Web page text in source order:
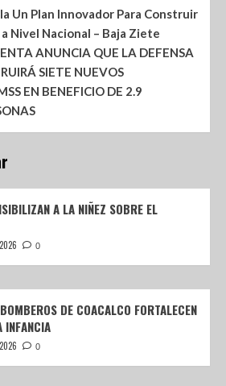
Un Plan Innovador Para Construir
Nivel Nacional – Baja Ziete
ANUNCIA QUE LA DEFENSA
SIETE NUEVOS
EN BENEFICIO DE 2.9
A LA NIÑEZ SOBRE EL
0
DE COACALCO FORTALECEN
INFANCIA
0